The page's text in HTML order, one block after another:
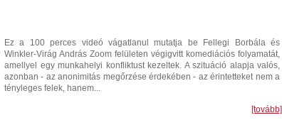
Ez a 100 perces videó vágatlanul mutatja be Fellegi Borbála és
Winkler-Virág András Zoom felületen végigvitt komediációs folyamatát,
amellyel egy munkahelyi konfliktust kezeltek. A szituáció alapja valós,
azonban - az anonimitás megőrzése érdekében - az érintetteket nem a
tényleges felek, hanem...
[tovább]